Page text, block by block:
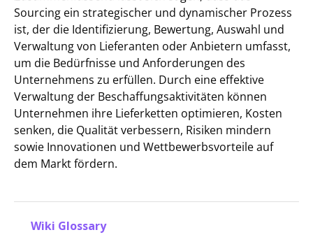
Sourcing ein strategischer und dynamischer Prozess
ist, der die Identifizierung, Bewertung, Auswahl und
Verwaltung von Lieferanten oder Anbietern umfasst,
um die Bedürfnisse und Anforderungen des
Unternehmens zu erfüllen. Durch eine effektive
Verwaltung der Beschaffungsaktivitäten können
Unternehmen ihre Lieferketten optimieren, Kosten
senken, die Qualität verbessern, Risiken mindern
sowie Innovationen und Wettbewerbsvorteile auf
dem Markt fördern.
Wiki Glossary